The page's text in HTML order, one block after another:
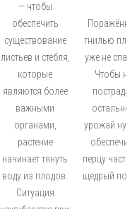
— чтобы
обеспечить
существование
листьев и стебля,
которые
являются более
важными
органами,
растение
начинает тянуть
воду из плодов.
Ситуация
гнилью
уже не
Чтобы не
пострадал
остальной
урожай
обеспечить
перцу
щедрый